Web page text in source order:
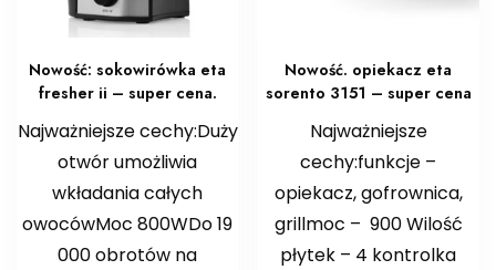
Nowość: sokowirówka eta
fresher ii – super cena.
Najważniejsze cechy:Duży
otwór umożliwia
wkładania całych
owocówMoc 800WDo 19
000 obrotów na
Nowość. opiekacz eta
sorento 3151 – super cena
Najważniejsze
cechy:funkcje –
opiekacz, gofrownica,
grillmoc – 900 Wilość
płytek – 4 kontrolka